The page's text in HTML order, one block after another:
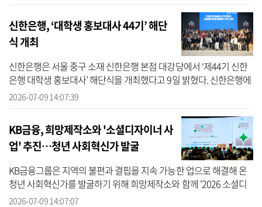
신한은행, ‘대학생 홍보대사 44기’ 해단
식 개최
신한은행은 서울 중구 소재 신한은행 본점 대강당에서 ‘제44기 신한
은행 대학생 홍보대사’ 해단식을 개최했다고 9일 밝혔다. 신한은행에
따르면 이번 해단식은 2026년 상반기 동안 진행된 ‘제44기 신한은행
2026-07-09 14:07:39
KB금융, 희망제작소와 '소셜디자이너 사
업' 추진…청년 사회혁신가 발굴
KB금융그룹은 지역의 불편과 결핍을 지속 가능한 업으로 해결해 온
청년 사회혁신가를 발굴하기 위해 희망제작소와 함께 '2026 소셜디
자이너 사업'을 공동 추진한다고 밝혔다. KB금융에 따르면 이번 사업
2026-07-09 14:07:07